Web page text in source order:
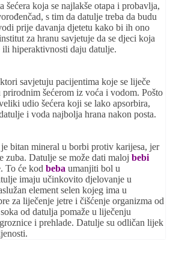
šećera koja se najlakše otapa i probavlja,
s tim da datulje treba da budu
prije davanja djetetu kako bi ih ono
za hranu savjetuje da se djeci koja
hiperaktivnosti daju datulje.
savjetuju pacijentima koje se liječe
šećerom iz voća i vodom. Pošto
udio šećera koji se lako apsorbira,
i voda najbolja hrana nakon posta.
bitan mineral u borbi protiv karijesa, jer
zuba. Datulje se može dati maloj bebi
To će kod beba umanjiti bol u
imaju učinkovito djelovanje u
element selen kojeg ima u
za liječenje jetre i čišćenje organizma od
od datulja pomaže u liječenju
i prehlade. Datulje su odličan lijek